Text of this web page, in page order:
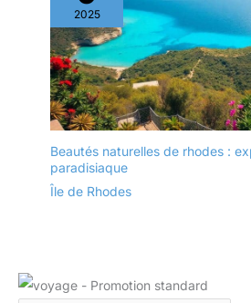
2025
Beautés naturelles de rhodes :
paradisiaque
Île de Rhodes